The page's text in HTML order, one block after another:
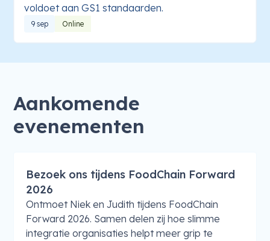
voldoet aan GS1 standaarden.
9 sep Online
Aankomende
evenementen
Bezoek ons tijdens FoodChain Forward
2026
Ontmoet Niek en Judith tijdens FoodChain
Forward 2026. Samen delen zij hoe slimme
integratie organisaties helpt meer grip te